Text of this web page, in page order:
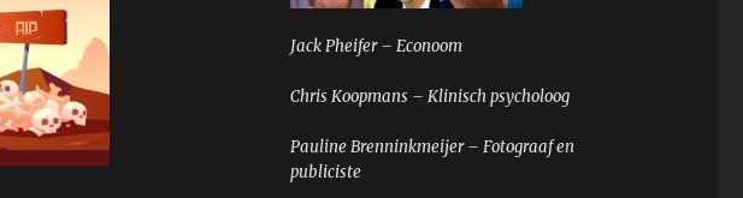
Jack Pheifer – Econoom
Chris Koopmans – Klinisch psycholoog
Pauline Brenninkmeijer – Fotograaf en
publiciste